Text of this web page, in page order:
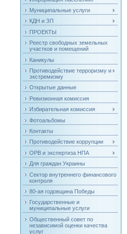
Муниципальные услуги
КДН и ЗП
ПРОЕКТЫ
Реестр свободных земельных
участков и помещений
Каникулы
Противодействие терроризму и
экстремизму
Открытые данные
Ревизионная комиссия
Избирательная комиссия
Фотоальбомы
Контакты
Противодействие коррупции
ОРВ и экспертиза НПА
Для граждан Украины
Сектор внутреннего финансового
контроля
80-ая годовщина Победы
Государственные и
муниципальные услуги
Общественный совет по
независимой оценки качества
услуг